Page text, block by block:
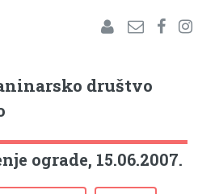
društvo
ograde, 15.06.2007.